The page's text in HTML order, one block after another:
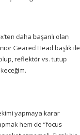
daha başarılı olan
Geared Head başlık ile
reflektör vs. tutup
yapmaya karar
hem de “focus